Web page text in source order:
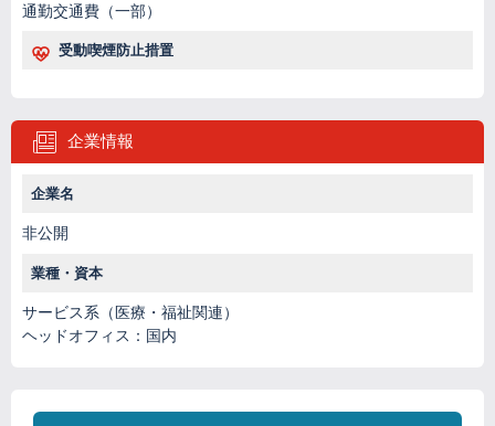
通勤交通費（一部）
受動喫煙防止措置
企業情報
企業名
非公開
業種・資本
サービス系（医療・福祉関連）
ヘッドオフィス：国内